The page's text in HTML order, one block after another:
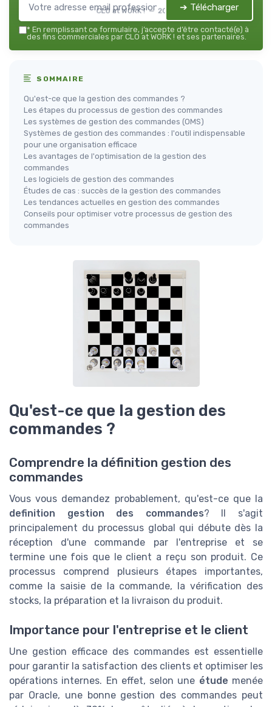
CLO at WORK ! — 2026 ➔ Télécharger
* En remplissant ce formulaire, j’accepte d’être contacté(e) à
des fins commerciales par CLO at WORK ! et ses partenaires.
SOMMAIRE
Qu'est-ce que la gestion des commandes ?
Les étapes du processus de gestion des commandes
Les systèmes de gestion des commandes (OMS)
Systèmes de gestion des commandes : l'outil indispensable
pour une organisation efficace
Les avantages de l'optimisation de la gestion des
commandes
Les logiciels de gestion des commandes
Études de cas : succès de la gestion des commandes
Les tendances actuelles en gestion des commandes
Conseils pour optimiser votre processus de gestion des
commandes
Qu'est-ce que la gestion des
commandes ?
Comprendre la définition gestion des
commandes
Vous vous demandez probablement, qu'est-ce que la
definition gestion des commandes? Il s'agit
principalement du processus global qui débute dès la
réception d'une commande par l'entreprise et se
termine une fois que le client a reçu son produit. Ce
processus comprend plusieurs étapes importantes,
comme la saisie de la commande, la vérification des
stocks, la préparation et la livraison du produit.
Importance pour l'entreprise et le client
Une gestion efficace des commandes est essentielle
pour garantir la satisfaction des clients et optimiser les
opérations internes. En effet, selon une étude menée
par Oracle, une bonne gestion des commandes peut